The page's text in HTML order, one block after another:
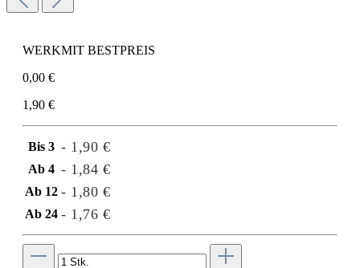
WERKMIT BESTPREIS
0,00 €
1,90 €
Bis 3 - 1,90 €
Ab 4 - 1,84 €
Ab 12 - 1,80 €
Ab 24 - 1,76 €